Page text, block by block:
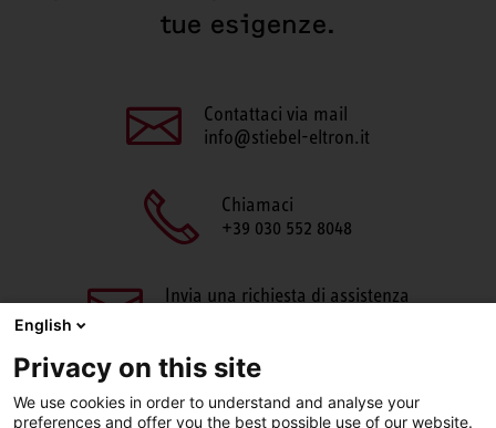
tue esigenze.
Contattaci via mail
info@stiebel-eltron.it
Chiamaci
+39 030 552 8048
Invia una richiesta di assistenza
English
Privacy on this site
We use cookies in order to understand and analyse your
preferences and offer you the best possible use of our website.